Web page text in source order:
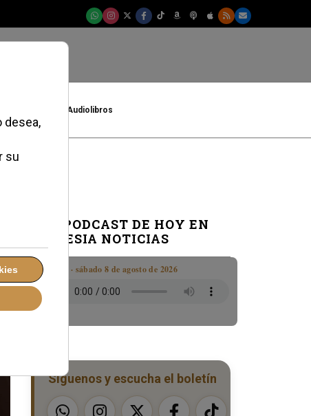
Audiolibros
EL PODCAST DE HOY EN
IGLESIA NOTICIAS
Boletín · sábado 8 de agosto de 2026
Síguenos y escucha el boletín